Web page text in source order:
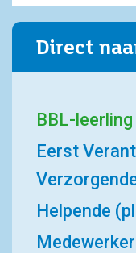
Direct
BBL-leerling
Eerst
Helpende